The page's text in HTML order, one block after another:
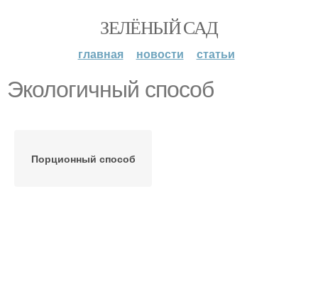
ЗЕЛЁНЫЙ САД
главная новости статьи
Экологичный способ
Порционный способ